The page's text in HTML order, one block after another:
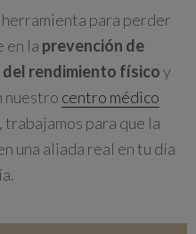
herramienta para perder
en la prevención de
del rendimiento físicoy
nuestro centro médico
para que la
una aliada real en tu día